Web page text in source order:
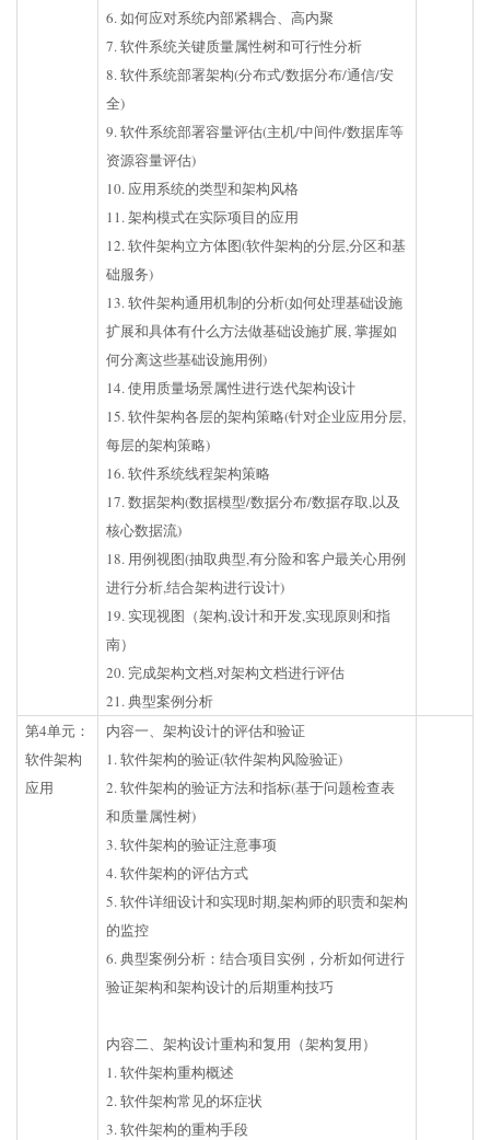
6. 如何应对系统内部紧耦合、高内聚
7. 软件系统关键质量属性树和可行性分析
8. 软件系统部署架构(分布式/数据分布/通信/安
全)
9. 软件系统部署容量评估(主机/中间件/数据库等
资源容量评估)
10. 应用系统的类型和架构风格
11. 架构模式在实际项目的应用
12. 软件架构立方体图(软件架构的分层,分区和基
础服务)
13. 软件架构通用机制的分析(如何处理基础设施
扩展和具体有什么方法做基础设施扩展, 掌握如
何分离这些基础设施用例)
14. 使用质量场景属性进行迭代架构设计
15. 软件架构各层的架构策略(针对企业应用分层,
每层的架构策略)
16. 软件系统线程架构策略
17. 数据架构(数据模型/数据分布/数据存取,以及
核心数据流)
18. 用例视图(抽取典型,有分险和客户最关心用例
进行分析,结合架构进行设计)
19. 实现视图（架构,设计和开发,实现原则和指
南）
20. 完成架构文档,对架构文档进行评估
21. 典型案例分析
第4单元：
软件架构
应用
内容一、架构设计的评估和验证
1. 软件架构的验证(软件架构风险验证)
2. 软件架构的验证方法和指标(基于问题检查表
和质量属性树)
3. 软件架构的验证注意事项
4. 软件架构的评估方式
5. 软件详细设计和实现时期,架构师的职责和架构
的监控
6. 典型案例分析：结合项目实例，分析如何进行
验证架构和架构设计的后期重构技巧
内容二、架构设计重构和复用（架构复用）
1. 软件架构重构概述
2. 软件架构常见的坏症状
3. 软件架构的重构手段